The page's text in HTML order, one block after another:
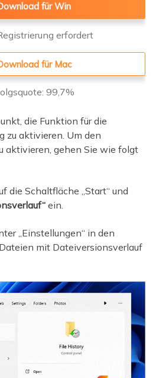
für Win
erfordert
für Mac
99,7%
die Funktion für die
zu aktivieren. Um den
aktivieren, gehen Sie wie folgt
die Schaltfläche „Start“ und
ein.
„Einstellungen“ in den
mit Dateiversionsverlauf